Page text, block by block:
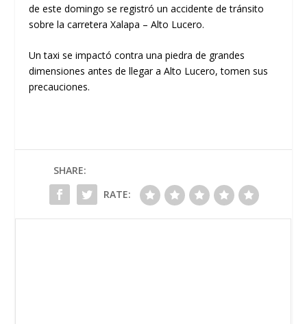
de este domingo se registró un accidente de tránsito
sobre la carretera Xalapa – Alto Lucero.
Un taxi se impactó contra una piedra de grandes
dimensiones antes de llegar a Alto Lucero, tomen sus
precauciones.
SHARE:
RATE: